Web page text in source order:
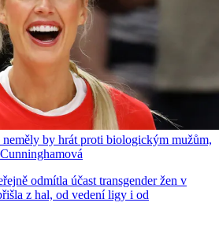
by hrát proti biologickým mužům,
odmítla účast transgender žen v
z hal, od vedení ligy i od